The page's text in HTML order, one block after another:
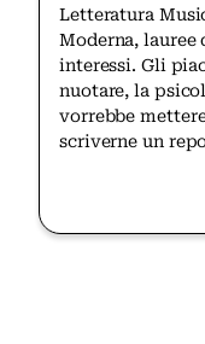
Letteratura
Moderna, lauree
interessi. Gli
nuotare, la
vorrebbe
scriverne un